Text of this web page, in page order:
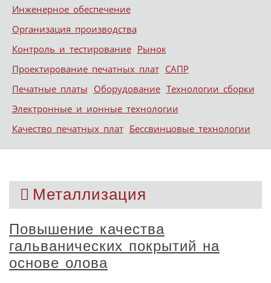
Меню
Skip to content
Инженерное обеспечение
Организация производства
Контроль и тестирование Рынок
Проектирование печатных плат САПР
Печатные платы Оборудование Технологии сборки
Электронные и ионные технологии
Качество печатных плат Бессвинцовые технологии
Металлизация
Повышение качества
гальванических покрытий на
основе олова